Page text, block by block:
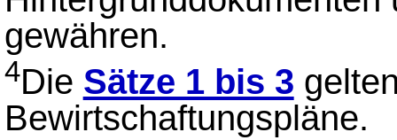
gewähren.
4Die Sätze 1 bis 3
Bewirtschaftungspläne.